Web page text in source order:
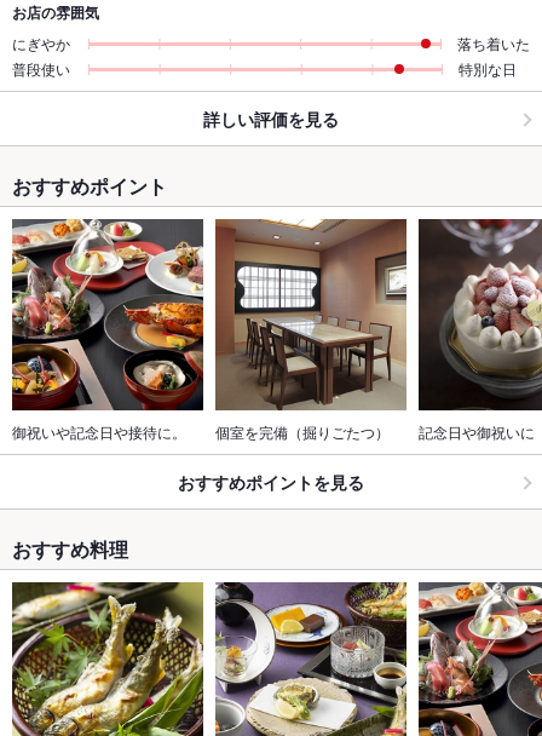
お店の雰囲気
にぎやか
落ち着いた
普段使い
特別な日
詳しい評価を見る
おすすめポイント
御祝いや記念日や接待に。 個室を完備（掘りごたつ） 記念日や御祝いに
おすすめポイントを見る
おすすめ料理